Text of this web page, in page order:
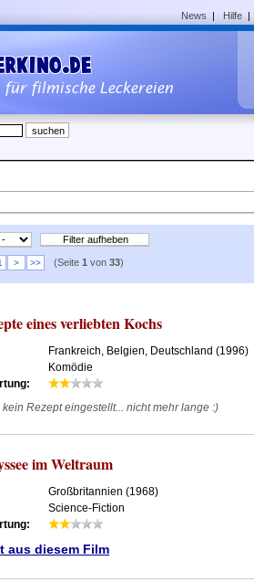
News | Hilfe |
> >> (Seite 1 von 33)
eines verliebten Kochs
Frankreich, Belgien, Deutschland (1996)
Komödie
Rezept eingestellt... nicht mehr lange :)
im Weltraum
Großbritannien (1968)
Science-Fiction
aus diesem Film